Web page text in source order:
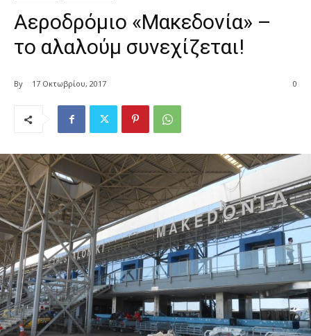
Αεροδρόμιο «Μακεδονία» –
το αλαλούμ συνεχίζεται!
By 17 Οκτωβρίου, 2017 0